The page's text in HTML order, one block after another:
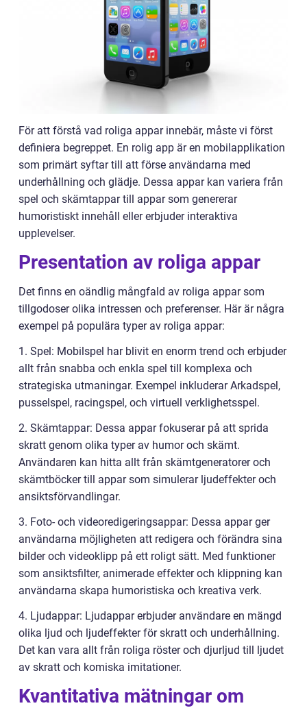
För att förstå vad roliga appar innebär, måste vi först
definiera begreppet. En rolig app är en mobilapplikation
som primärt syftar till att förse användarna med
underhållning och glädje. Dessa appar kan variera från
spel och skämtappar till appar som genererar
humoristiskt innehåll eller erbjuder interaktiva
upplevelser.
Presentation av roliga appar
Det finns en oändlig mångfald av roliga appar som
tillgodoser olika intressen och preferenser. Här är några
exempel på populära typer av roliga appar:
1. Spel: Mobilspel har blivit en enorm trend och erbjuder
allt från snabba och enkla spel till komplexa och
strategiska utmaningar. Exempel inkluderar Arkadspel,
pusselspel, racingspel, och virtuell verklighetsspel.
2. Skämtappar: Dessa appar fokuserar på att sprida
skratt genom olika typer av humor och skämt.
Användaren kan hitta allt från skämtgeneratorer och
skämtböcker till appar som simulerar ljudeffekter och
ansiktsförvandlingar.
3. Foto- och videoredigeringsappar: Dessa appar ger
användarna möjligheten att redigera och förändra sina
bilder och videoklipp på ett roligt sätt. Med funktioner
som ansiktsfilter, animerade effekter och klippning kan
användarna skapa humoristiska och kreativa verk.
4. Ljudappar: Ljudappar erbjuder användare en mängd
olika ljud och ljudeffekter för skratt och underhållning.
Det kan vara allt från roliga röster och djurljud till ljudet
av skratt och komiska imitationer.
Kvantitativa mätningar om